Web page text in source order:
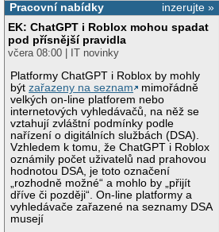
inzerujte »
Pracovní nabídky
EK: ChatGPT i Roblox mohou spadat
pod přísnější pravidla
včera 08:00 | IT novinky
Platformy ChatGPT i Roblox by mohly
býtzařazeny na seznam
mimořádně
velkých on-line platforem nebo
internetových vyhledávačů, na něž se
vztahují zvláštní podmínky podle
nařízení o digitálních službách (DSA).
Vzhledem k tomu, že ChatGPT i Roblox
oznámily počet uživatelů nad prahovou
hodnotou DSA, je toto označení
„rozhodně možné“ a mohlo by „přijít
dříve či později“. On-line platformy a
vyhledávače zařazené na seznamy DSA
musejí